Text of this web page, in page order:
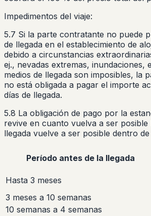
Impedimentos del viaje:
5.7 Si la parte contratante no puede
de llegada en el establecimiento de
debido a circunstancias
ej., nevadas extremas, inundaciones,
medios de llegada son imposibles, la
no está obligada a pagar el importe
días de llegada.
5.8 La obligación de pago por la
revive en cuanto vuelva a ser posible
llegada vuelve a ser posible dentro
Período antes de la llegada
Hasta 3 meses
3 meses a 10 semanas
10 semanas a 4 semanas